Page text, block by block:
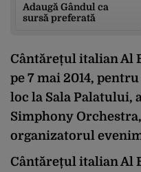
Adaugă Gândul ca
sursă preferată
Cântărețul italian Al
pe 7 mai 2014,
loc la Sala Palatului,
Simphony
organizatorul
Cântărețul italian Al